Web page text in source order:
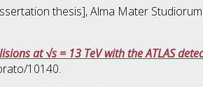
thesis], Alma Mater
at √s = 13 TeV with the ATLAS
10140.